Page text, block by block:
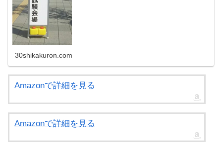
30shikakuron.com
Amazonで詳細を見る
Amazonで詳細を見る